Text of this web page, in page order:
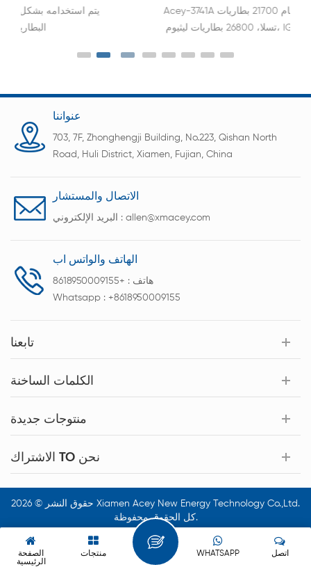
Acey-3741A يستخدم أساسا في لحام 21700 بطاريات
عنواننا
703, 7F, Zhonghengji Building, No.223, Qishan North
Road, Huli District, Xiamen, Fujian, China
الاتصال والمستشار
البريد الإلكتروني : allen@xmacey.com
الهاتف والواتس اب
هاتف : +8618950009155
Whatsapp : +8618950009155
تابعنا
الكلمات الساخنة
منتوجات جديدة
الاشتراك TO نحن
حقوق النشر © 2026 Xiamen Acey New Energy Technology Co.,Ltd.
كل الحقوق محفوظة.
الصفحة
الرئيسية
منتجات اتصل WHATSAPP